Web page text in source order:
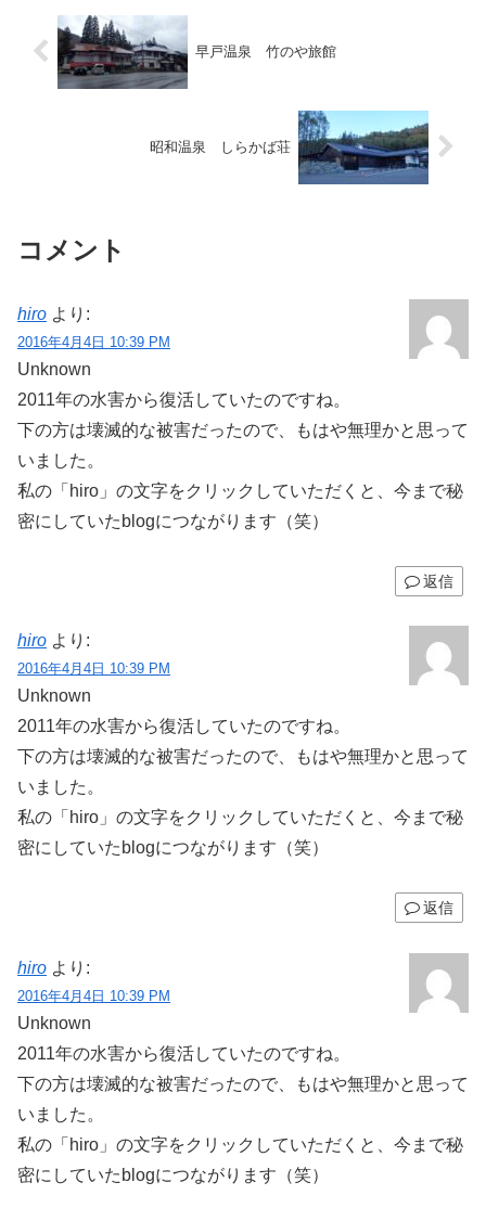
早戸温泉 竹のや旅館
昭和温泉 しらかば荘
コメント
hiro より:
2016年4月4日 10:39 PM
Unknown
2011年の水害から復活していたのですね。
下の方は壊滅的な被害だったので、もはや無理かと思って
いました。
私の「hiro」の文字をクリックしていただくと、今まで秘
密にしていたblogにつながります（笑）
返信
hiro より:
2016年4月4日 10:39 PM
Unknown
2011年の水害から復活していたのですね。
下の方は壊滅的な被害だったので、もはや無理かと思って
いました。
私の「hiro」の文字をクリックしていただくと、今まで秘
密にしていたblogにつながります（笑）
返信
hiro より:
2016年4月4日 10:39 PM
Unknown
2011年の水害から復活していたのですね。
下の方は壊滅的な被害だったので、もはや無理かと思って
いました。
私の「hiro」の文字をクリックしていただくと、今まで秘
密にしていたblogにつながります（笑）